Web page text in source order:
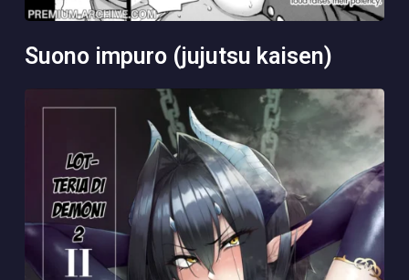
suono impuro (jujutsu kaisen)